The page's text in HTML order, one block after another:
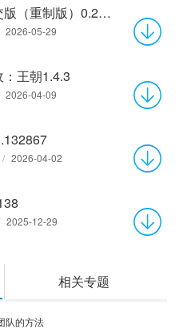
植物大战僵尸杂交版（重制版）0.21.1.0
2026-05-29
王朝1.4.3
2026-04-09
/ 2026-04-02
2025-12-29
相关专题
队的方法